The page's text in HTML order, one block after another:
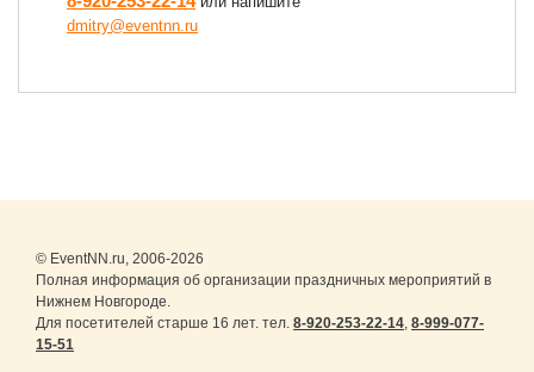
dmitry@eventnn.ru
© EventNN.ru, 2006-2026
Полная информация об организации праздничных мероприятий в
Нижнем Новгороде.
Для посетителей старше 16 лет. тел. 8-920-253-22-14, 8-999-077-
15-51